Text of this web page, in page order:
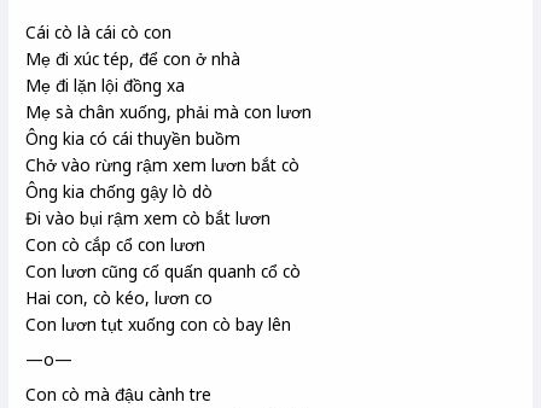
Cái cò là cái cò con
Mẹ đi xúc tép, để con ở nhà
Mẹ đi lặn lội đồng xa
Mẹ sà chân xuống, phải mà con lươn
Ông kia có cái thuyền buồm
Chở vào rừng rậm xem lươn bắt cò
Ông kia chống gậy lò dò
Đi vào bụi rậm xem cò bắt lươn
Con cò cắp cổ con lươn
Con lươn cũng cố quấn quanh cổ cò
Hai con, cò kéo, lươn co
Con lươn tụt xuống con cò bay lên
—o—
Con cò mà đậu cành tre